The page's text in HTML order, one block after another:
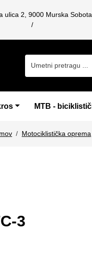
ulica 2, 9000 Murska Sobota
MTB -
Motociklistička oprema
3